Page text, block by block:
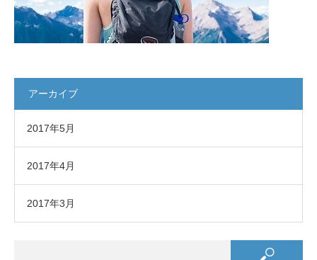
アーカイブ
2017年5月
2017年4月
2017年3月